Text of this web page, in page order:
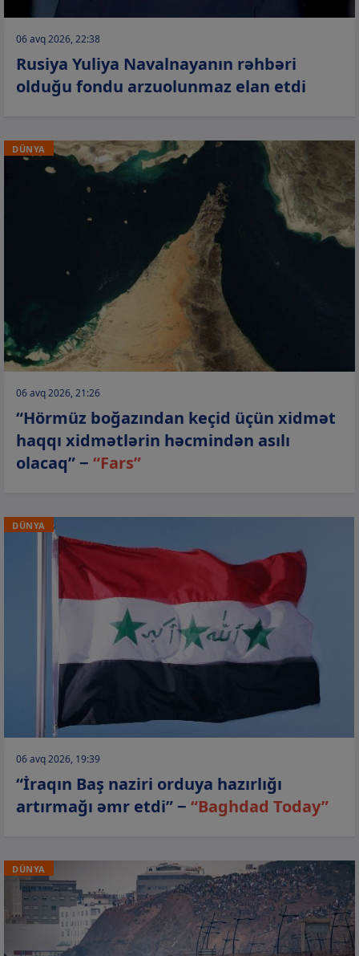
06 avq 2026, 22:38
Rusiya Yuliya Navalnayanın rəhbəri
olduğu fondu arzuolunmaz elan etdi
DÜNYA
06 avq 2026, 21:26
“Hörmüz boğazından keçid üçün xidmət
haqqı xidmətlərin həcmindən asılı
olacaq” − “Fars”
DÜNYA
06 avq 2026, 19:39
“İraqın Baş naziri orduya hazırlığı
artırmağı əmr etdi” − “Baghdad Today”
DÜNYA